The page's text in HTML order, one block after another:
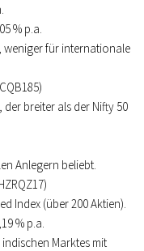
% p.a.
weniger für internationale
der breiter als der Nifty 50
Anlegern beliebt.
Index (über 200 Aktien).
% p.a.
Marktes mit